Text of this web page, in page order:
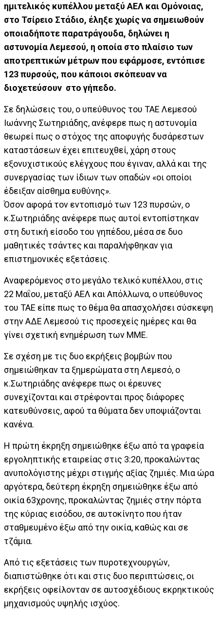
ημιτελικός κυπέλλου μεταξύ ΑΕΛ και Ομόνοιας,
στο Τσίρειο Στάδιο, έληξε χωρίς να σημειωθούν
οποιαδήποτε παρατράγουδα, δηλώνει η
αστυνομία Λεμεσού, η οποία στο πλαίσιο των
αποτρεπτικών μέτρων που εφάρμοσε, εντόπισε
123 πυρσούς, που κάποιοι σκόπευαν να
διοχετεύσουν στο γήπεδο.
Σε δηλώσεις του, ο υπεύθυνος του ΤΑΕ Λεμεσού
Ιωάννης Σωτηριάδης, ανέφερε πως η αστυνομία
θεωρεί πως ο στόχος της αποφυγής δυσάρεστων
καταστάσεων έχει επιτευχθεί, χάρη στους
εξονυχιστικούς ελέγχους που έγιναν, αλλά και της
συνεργασίας των ίδιων των οπαδών «οι οποίοι
έδειξαν αίσθημα ευθύνης».
Όσον αφορά τον εντοπισμό των 123 πυρσών, ο
κ.Σωτηριάδης ανέφερε πως αυτοί εντοπίστηκαν
στη δυτική είσοδο του γηπέδου, μέσα σε δυο
μαθητικές τσάντες και παραλήφθηκαν για
επιστημονικές εξετάσεις.
Αναφερόμενος στο μεγάλο τελικό κυπέλλου, στις
22 Μαΐου, μεταξύ ΑΕΛ και Απόλλωνα, ο υπεύθυνος
του ΤΑΕ είπε πως το θέμα θα απασχολήσει σύσκεψη
στην ΑΔΕ Λεμεσού τις προσεχείς ημέρες και θα
γίνει σχετική ενημέρωση των ΜΜΕ.
Σε σχέση με τις δυο εκρήξεις βομβών που
σημειώθηκαν τα ξημερώματα στη Λεμεσό, ο
κ.Σωτηριάδης ανέφερε πως οι έρευνες
συνεχίζονται και στρέφονται προς διάφορες
κατευθύνσεις, αφού τα θύματα δεν υποψιάζονται
κανένα.
Η πρώτη έκρηξη σημειώθηκε έξω από τα γραφεία
εργοληπτικής εταιρείας στις 3:20, προκαλώντας
ανυπολόγιστης μέχρι στιγμής αξίας ζημιές. Μια ώρα
αργότερα, δεύτερη έκρηξη σημειώθηκε έξω από
οικία 63χρονης, προκαλώντας ζημιές στην πόρτα
της κύριας εισόδου, σε αυτοκίνητο που ήταν
σταθμευμένο έξω από την οικία, καθώς και σε
τζάμια.
Από τις εξετάσεις των πυροτεχνουργών,
διαπιστώθηκε ότι και στις δυο περιπτώσεις, οι
εκρήξεις οφείλονταν σε αυτοσχέδιους εκρηκτικούς
μηχανισμούς υψηλής ισχύος.